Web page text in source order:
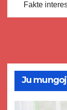
Fakte
Ju